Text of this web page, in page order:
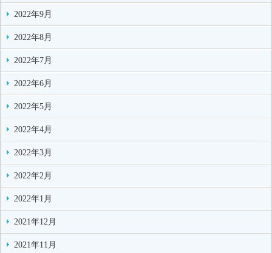
2022年9月
2022年8月
2022年7月
2022年6月
2022年5月
2022年4月
2022年3月
2022年2月
2022年1月
2021年12月
2021年11月